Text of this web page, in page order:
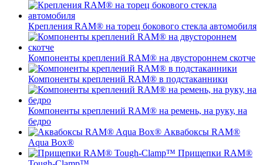
Крепления RAM® на торец бокового стекла автомобиля
Компоненты креплений RAM® на двустороннем скотче
Компоненты креплений RAM® в подстаканники
Компоненты креплений RAM® на ремень, на руку, на
бедро
Аквабоксы RAM®
Aqua Box®
Прищепки RAM®